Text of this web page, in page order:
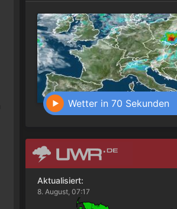
Wetter in 70 Sekunden
Aktualisiert:
8. August, 07:17